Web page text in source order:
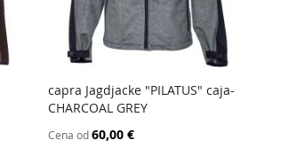
PORÓWNAJ Dodaj do koszyka
capra Jagdjacke "PILATUS" caja-
CHARCOAL GREY
Cena od60,00 €